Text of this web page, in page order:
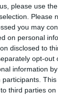
please use
Please
you may
on personal
disclosed to
opt-out
information
participants.
third parties on
famiglia